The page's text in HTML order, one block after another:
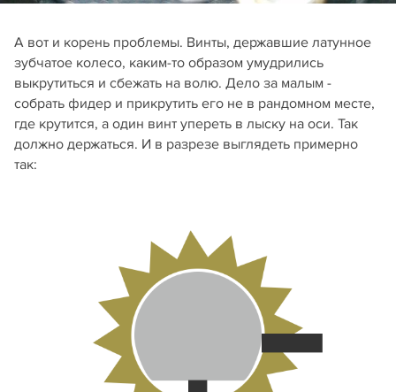
А вот и корень проблемы. Винты, державшие латунное
зубчатое колесо, каким-то образом умудрились
выкрутиться и сбежать на волю. Дело за малым -
собрать фидер и прикрутить его не в рандомном месте,
где крутится, а один винт упереть в лыску на оси. Так
должно держаться. И в разрезе выглядеть примерно
так: